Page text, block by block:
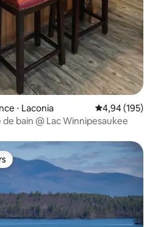
⋅ Laconia Évaluation
4,94 (195)
bain @ Lac Winnipesaukee